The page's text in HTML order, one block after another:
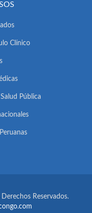
Clínico
Pública
Reservados.